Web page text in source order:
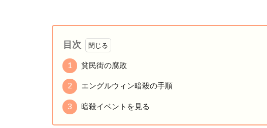
目次
1 貧民街の腐敗
2 エングルウィン暗殺の手順
3 暗殺イベントを見る